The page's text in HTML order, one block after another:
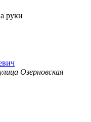
руки
Озерновская